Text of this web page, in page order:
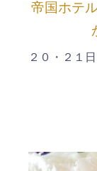
帝国ホテ
２０・２１